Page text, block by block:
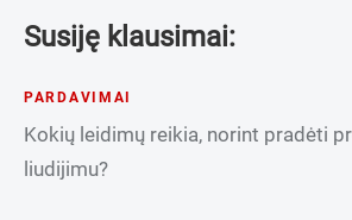
Susiję klausimai:
PARDAVIMAI
Kokių leidimų reikia, norint pradėti
liudijimu?